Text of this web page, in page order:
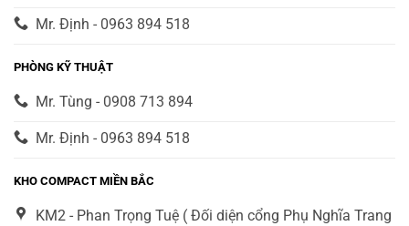
Mr. Định - 0963 894 518
PHÒNG KỸ THUẬT
Mr. Tùng - 0908 713 894
Mr. Định - 0963 894 518
KHO COMPACT MIỀN BẮC
KM2 - Phan Trọng Tuệ ( Đối diện cổng Phụ Nghĩa Trang